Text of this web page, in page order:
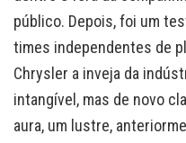
público. Depois, foi um
times independentes de
Chrysler a inveja da
intangível, mas de novo
aura, um lustre,